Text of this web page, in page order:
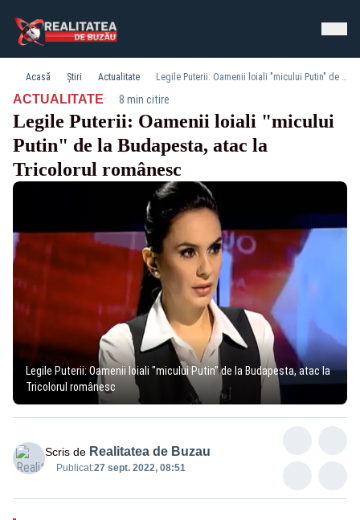
Acasă Știri Actualitate Legile Puterii: Oamenii loiali "micului Putin" de la Budapesta, atac la Tricolorul românesc
ACTUALITATE· 8 min citire
Legile Puterii: Oamenii loiali "micului
Putin" de la Budapesta, atac la
Tricolorul românesc
Legile Puterii: Oamenii loiali "micului Putin" de la Budapesta, atac la
Tricolorul românesc
Scris de Realitatea de Buzau
Publicat:27 sept. 2022, 08:51